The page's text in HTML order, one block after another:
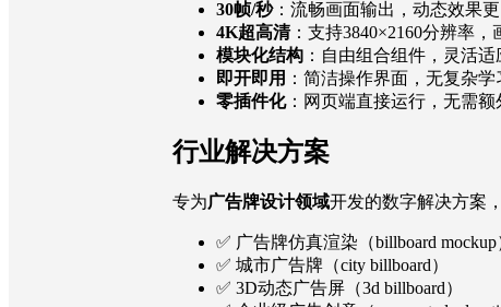
30帧/秒：流畅画面输出，动态效果
4K超高清：支持3840×2160分辨率，
模块化结构 ：自由组合组件，灵活
即开即用 ：简洁操作界面，无复杂学
零插件化：网页端直接运行，无需额
行业解决方案
专为广告牌设计领域开发的数字解决方案
✅ 广告牌仿真渲染（billboard mockup
✅ 城市广告牌（city billboard）
✅ 3D动态广告屏（3d billboard）